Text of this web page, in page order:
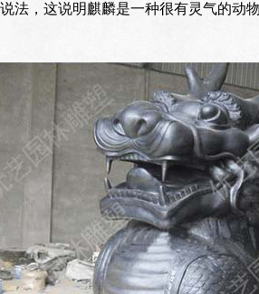
法，这说明麒麟是一种很有灵气的